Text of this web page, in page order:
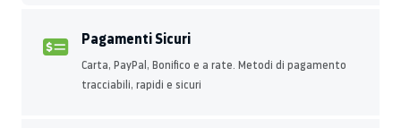
Pagamenti Sicuri
Carta, PayPal, Bonifico e a rate. Metodi di pagamento
tracciabili, rapidi e sicuri